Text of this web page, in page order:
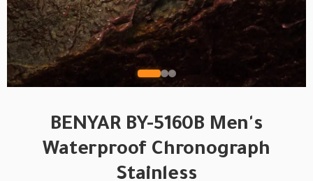
BENYAR BY-5160B Men's
Waterproof Chronograph
Stainless